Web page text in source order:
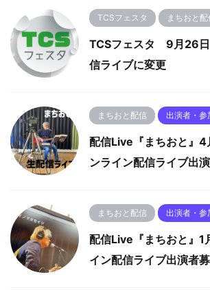
TCSフェスタ まちおと配
TCSフェスタ 9月26
信ライブに変更
まちおと配信 出演者・参
配信Live『まちおと』
ンライン配信ライブ出
まちおと配信 出演者・参
配信Live『まちおと』
イン配信ライブ出演者